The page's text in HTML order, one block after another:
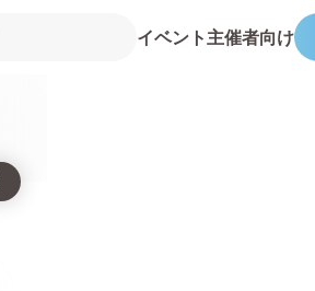
イベント主催者向け